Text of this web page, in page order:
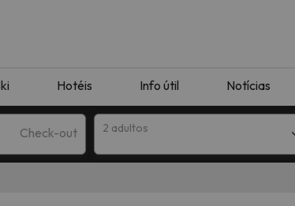
Hotéis Info útil Notícias
Check-out 2 adultos